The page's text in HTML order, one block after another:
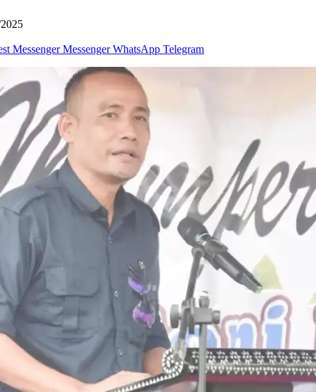
Messenger Messenger WhatsApp Telegram